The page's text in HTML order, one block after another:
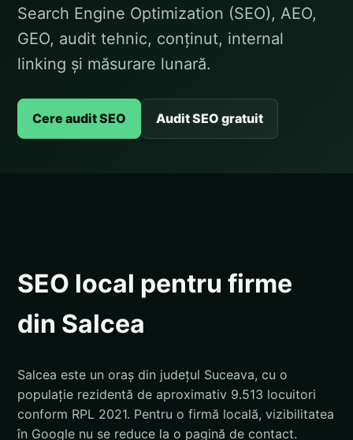
Search Engine Optimization (SEO), AEO,
GEO, audit tehnic, conținut, internal
linking și măsurare lunară.
Cere audit SEO Audit SEO gratuit
SEO local pentru firme
din Salcea
Salcea este un oraș din județul Suceava, cu o
populație rezidentă de aproximativ 9.513 locuitori
conform RPL 2021. Pentru o firmă locală, vizibilitatea
în Google nu se reduce la o pagină de contact.